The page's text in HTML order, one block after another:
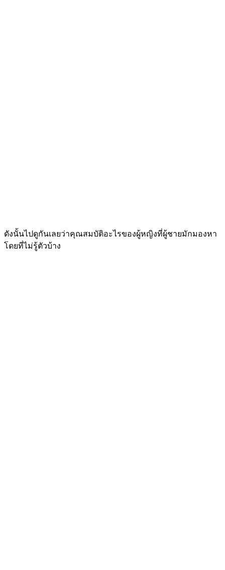
ดังนั้นไปดูกันเลยว่าคุณสมบัติอะไรของผู้หญิงที่ผู้ชายมักมองหา
โดยที่ไม่รู้ตัวบ้าง